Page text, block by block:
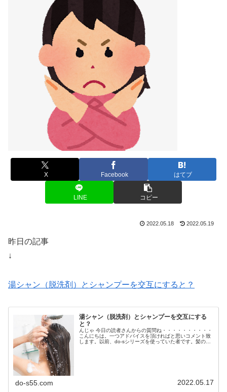
X Facebook はてブ
LINE コピー
2022.05.18 2022.05.19
昨日の記事
↓
湯シャン（脱洗剤）とシャンプーを交互にすると？
湯シャン（脱洗剤）とシャンプーを交互にする
と？
んじゃ 今日の読者さんからの質問ね・・・・・・・・・・
こんにちは。一つアドバイスを頂ければと思いコメント致
します。以前、do-sシリーズを使っていた者です。髪の軋
do-s55.com 2022.05.17